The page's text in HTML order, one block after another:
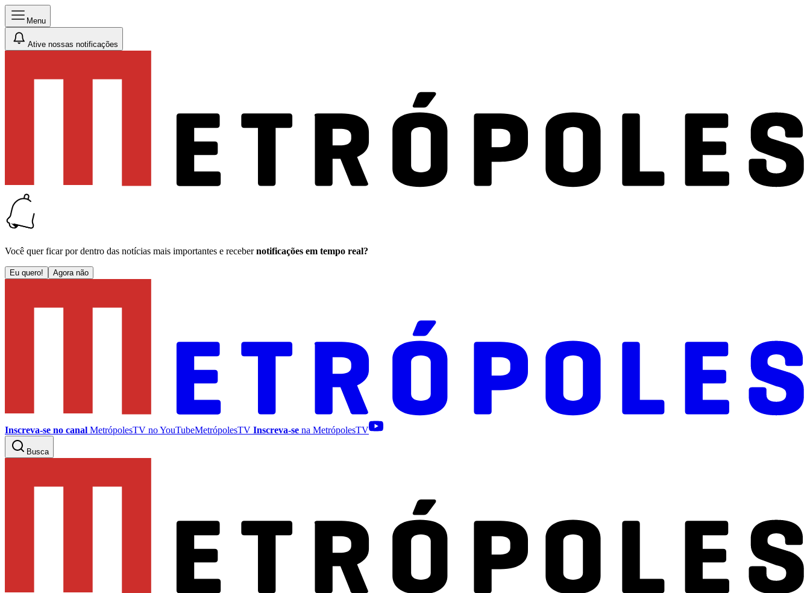
Menu
Ative nossas notificações
Você quer ficar por dentro das notícias mais importantes e receber notificações em tempo real?
Eu quero! Agora não
Inscreva-se no canal MetrópolesTV noYouTubeMetrópolesTV Inscreva-se na MetrópolesTV
Busca